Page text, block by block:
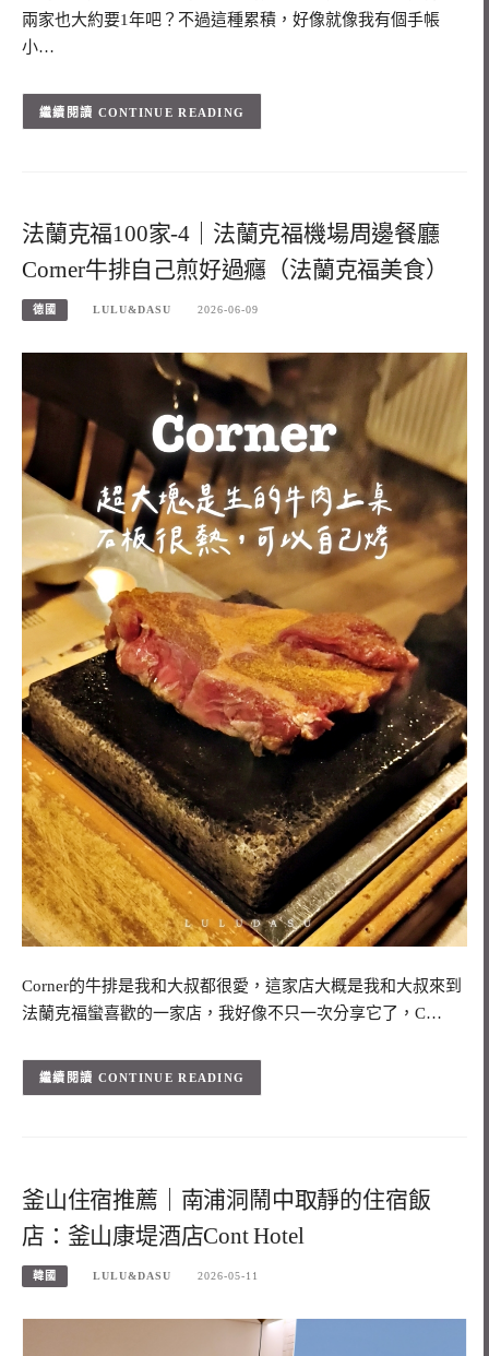
兩家也大約要1年吧？不過這種累積，好像就像我有個手帳
小…
CONTINUE READING
法蘭克福100家-4｜法蘭克福機場周邊餐廳
Corner牛排自己煎好過癮（法蘭克福美食）
德國 LULU&DASU 2026-06-09
Corner的牛排是我和大叔都很愛，這家店大概是我和大叔來到
法蘭克福蠻喜歡的一家店，我好像不只一次分享它了，C…
CONTINUE READING
釜山住宿推薦｜南浦洞鬧中取靜的住宿飯
店：釜山康堤酒店Cont Hotel
韓國 LULU&DASU 2026-05-11